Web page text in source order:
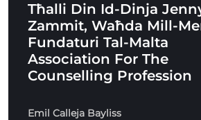
Tħalli Din Id-Dinja
Zammit, Waħda Mill-
Fundaturi Tal-Malta
Association For The
Counselling Profession
Emil Calleja Bayliss